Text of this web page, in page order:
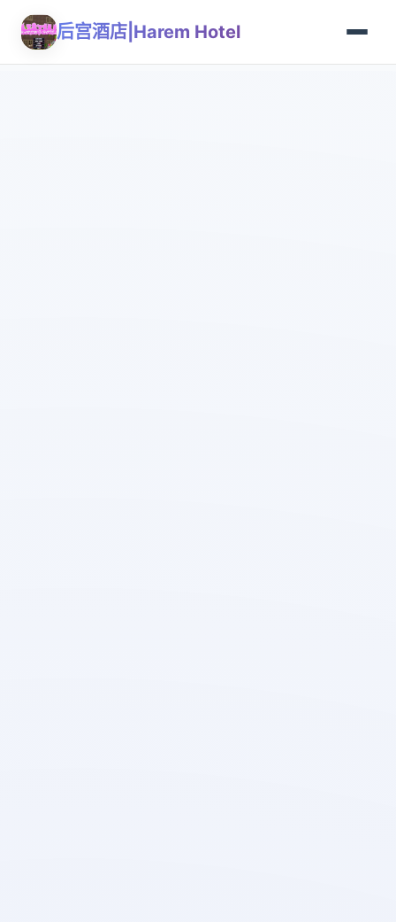
后宫酒店|Harem Hotel